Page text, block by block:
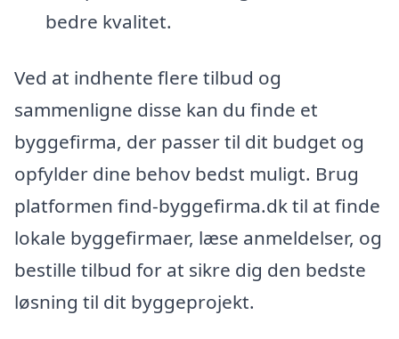
bedre kvalitet.
Ved at indhente flere tilbud og
sammenligne disse kan du finde et
byggefirma, der passer til dit budget og
opfylder dine behov bedst muligt. Brug
platformen find-byggefirma.dk til at finde
lokale byggefirmaer, læse anmeldelser, og
bestille tilbud for at sikre dig den bedste
løsning til dit byggeprojekt.